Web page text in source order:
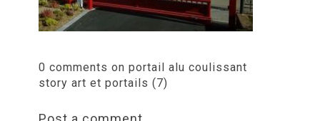
0 comments on portail alu coulissant
story art et portails (7)